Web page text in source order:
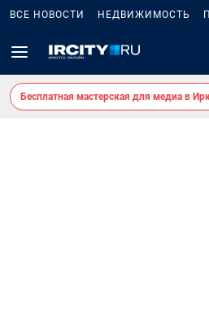
ВСЕ НОВОСТИ НЕДВИЖИМОСТЬ
Бесплатная мастерская для медиа в